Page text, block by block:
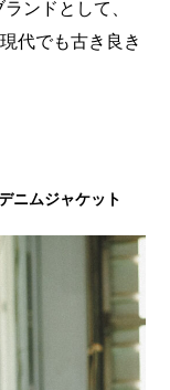
ンドとして、
代でも古き良き
ニムジャケット